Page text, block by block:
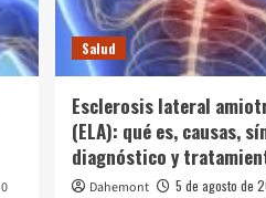
0
Salud
Esclerosis lateral
(ELA): qué es, causas,
diagnóstico y
Dahemont 5 de agosto de